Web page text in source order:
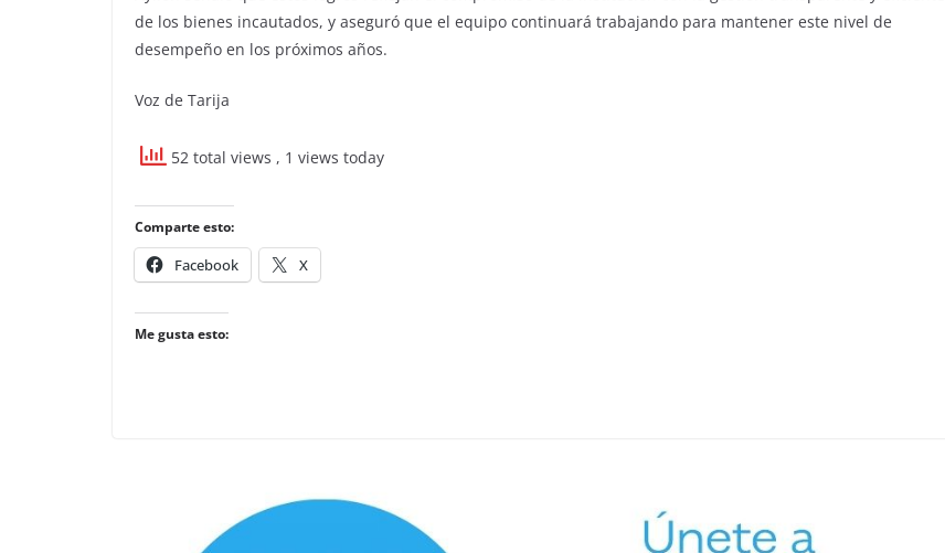
de los bienes incautados, y aseguró que el equipo continuará trabajando para mantener este nivel de
desempeño en los próximos años.
Voz de Tarija
52 total views , 1 views today
Comparte esto:
Facebook X
Me gusta esto: